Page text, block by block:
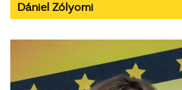
Dániel Zólyomi